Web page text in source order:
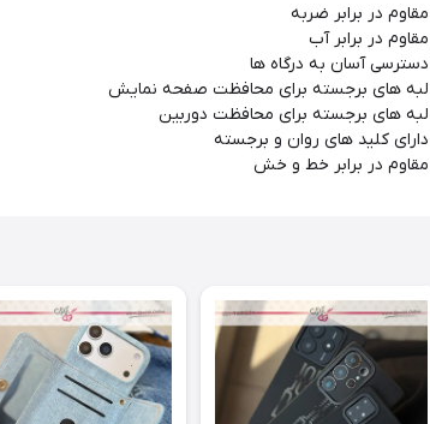
مقاوم در برابر ضربه
مقاوم در برابر آب
دسترسی آسان به درگاه ها
لبه های برجسته برای محافظت صفحه نمایش
لبه های برجسته برای محافظت دوربین
دارای کلید های روان و برجسته
مقاوم در برابر خط و خش